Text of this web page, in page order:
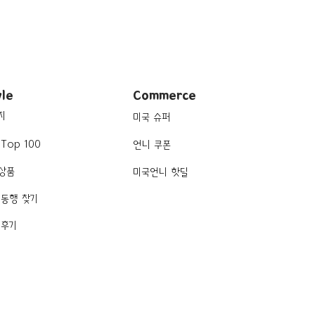
Top 100
품
행 찾기
기
Commerce
미국 슈퍼
언니 쿠폰
미국언니 핫딜